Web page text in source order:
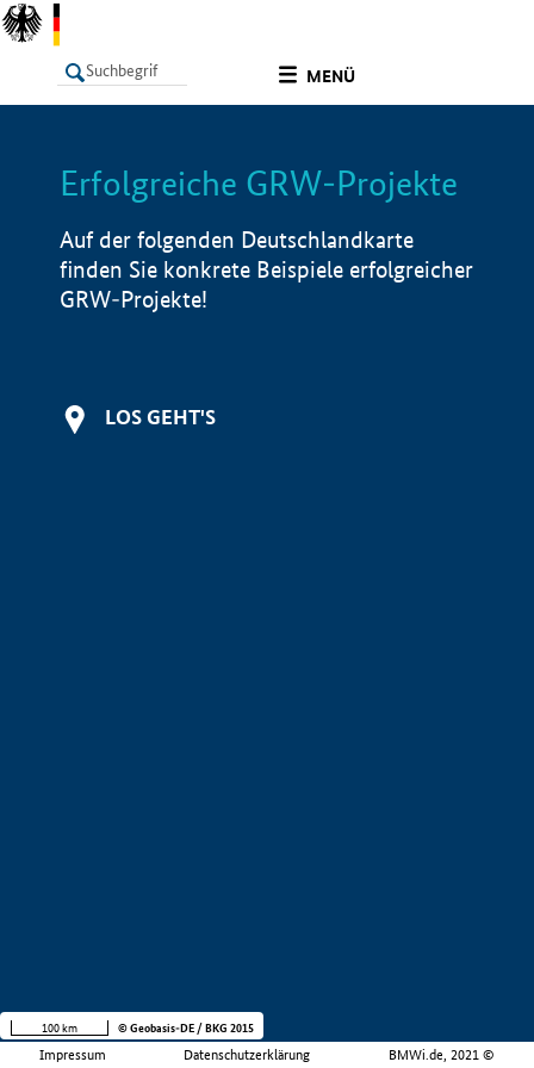
MENÜ
LISTE Info
Erfolgreiche GRW-Projekte
Auf der folgenden Deutschlandkarte
finden Sie konkrete Beispiele erfolgreicher
GRW-Projekte!
LOS GEHT'S
Impressum Datenschutzerklärung BMWi.de, 2021 ©
100 km © Geobasis-DE / BKG 2015